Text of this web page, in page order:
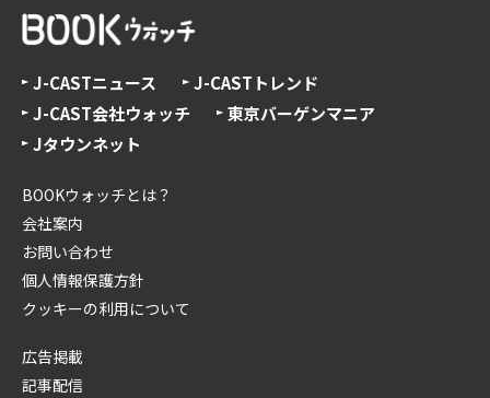
J-CASTニュース
J-CASTトレンド
J-CAST会社ウォッチ
東京バーゲンマニア
Jタウンネット
BOOKウォッチとは？
会社案内
お問い合わせ
個人情報保護方針
クッキーの利用について
広告掲載
記事配信